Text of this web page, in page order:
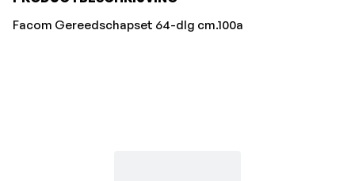
Facom Gereedschapset 64-dlg cm.100a